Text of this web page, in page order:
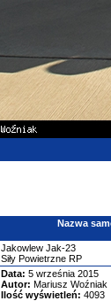
Nazwa
Jakowlew Jak-23
Siły Powietrzne RP
Data: 5 września 2015
Autor: Mariusz Woźniak
Ilość wyświetleń: 4093